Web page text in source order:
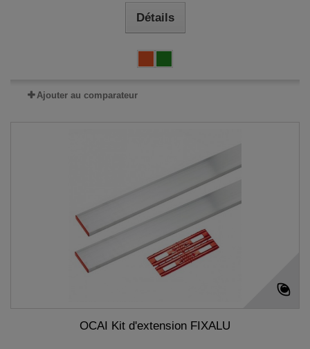
Détails
Ajouter au comparateur
OCAI Kit d'extension FIXALU